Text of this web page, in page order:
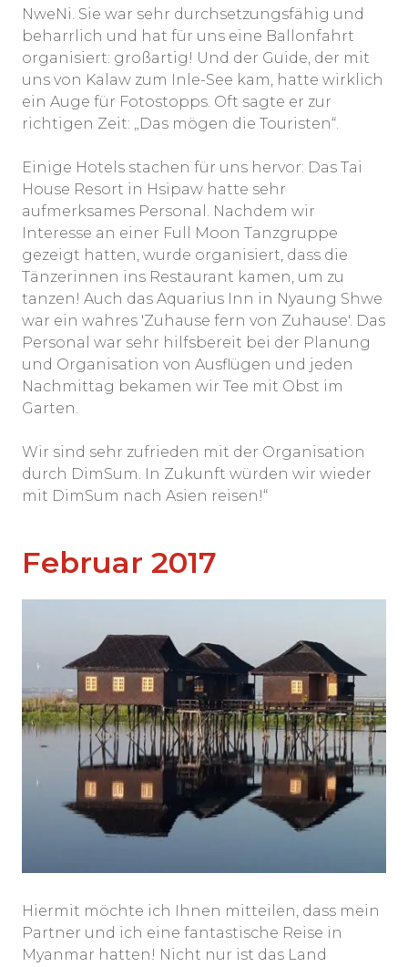
NweNi. Sie war sehr durchsetzungsfähig und
beharrlich und hat für uns eine Ballonfahrt
organisiert: großartig! Und der Guide, der mit
uns von Kalaw zum Inle-See kam, hatte wirklich
ein Auge für Fotostopps. Oft sagte er zur
richtigen Zeit: „Das mögen die Touristen“.
Einige Hotels stachen für uns hervor: Das Tai
House Resort in Hsipaw hatte sehr
aufmerksames Personal. Nachdem wir
Interesse an einer Full Moon Tanzgruppe
gezeigt hatten, wurde organisiert, dass die
Tänzerinnen ins Restaurant kamen, um zu
tanzen! Auch das Aquarius Inn in Nyaung Shwe
war ein wahres 'Zuhause fern von Zuhause'. Das
Personal war sehr hilfsbereit bei der Planung
und Organisation von Ausflügen und jeden
Nachmittag bekamen wir Tee mit Obst im
Garten.
Wir sind sehr zufrieden mit der Organisation
durch DimSum. In Zukunft würden wir wieder
mit DimSum nach Asien reisen!“
Februar 2017
Hiermit möchte ich Ihnen mitteilen, dass mein
Partner und ich eine fantastische Reise in
Myanmar hatten! Nicht nur ist das Land